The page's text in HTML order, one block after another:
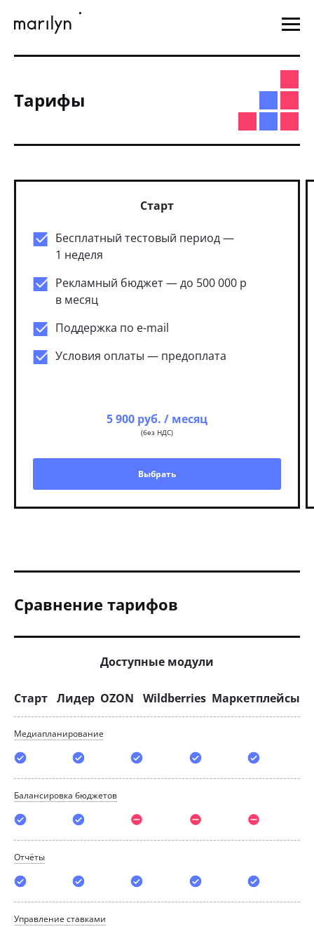
Тарифы
Старт
Бесплатный тестовый период —
1 неделя
Рекламный бюджет — до 500 000 p
в месяц
Поддержка по e-mail
Условия оплаты — предоплата
5 900 руб. / месяц
(без НДС)
Выбрать
Сравнение тарифов
Доступные модули
Старт Лидер OZON Wildberries Маркетплейсы
Mедиапланирование
Балансировка бюджетов
Отчёты
Управление ставками